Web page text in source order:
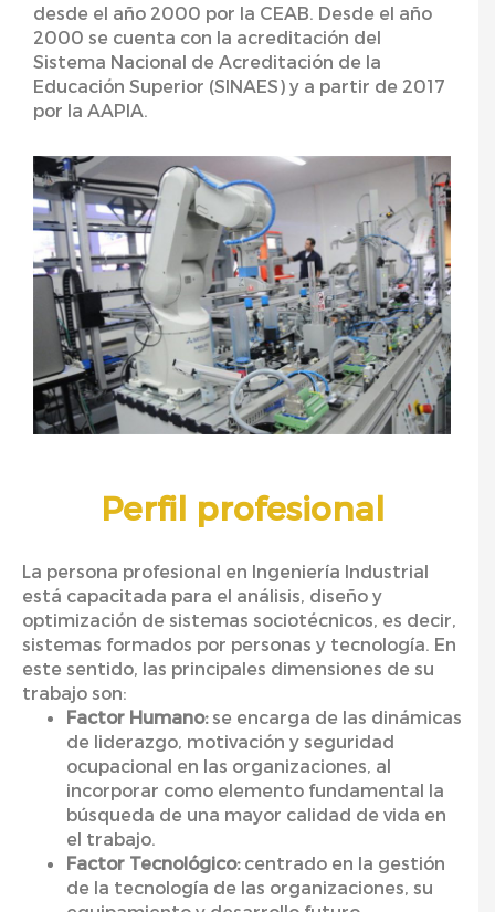
desde el año 2000 por la CEAB. Desde el año
2000 se cuenta con la acreditación del
Sistema Nacional de Acreditación de la
Educación Superior (SINAES) y a partir de 2017
por la AAPIA.
Perfil profesional
La persona profesional en Ingeniería Industrial
está capacitada para el análisis, diseño y
optimización de sistemas sociotécnicos, es decir,
sistemas formados por personas y tecnología. En
este sentido, las principales dimensiones de su
trabajo son:
Factor Humano:se encarga de las dinámicas
de liderazgo, motivación y seguridad
ocupacional en las organizaciones, al
incorporar como elemento fundamental la
búsqueda de una mayor calidad de vida en
el trabajo.
Factor Tecnológico:centrado en la gestión
de la tecnología de las organizaciones, su